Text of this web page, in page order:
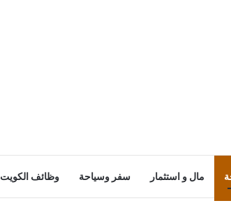
مال و استثمار سفر وسياحة وظائف الكويت